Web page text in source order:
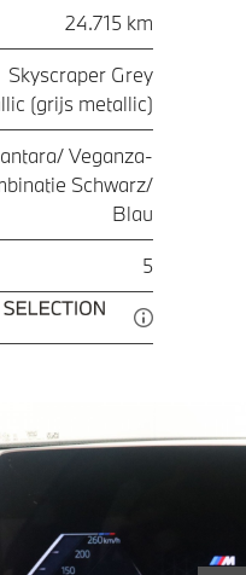
24.715 km
Skyscraper Grey
(grijs metallic)
Veganza-
Schwarz/
Blau
5